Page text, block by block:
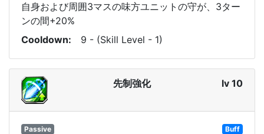
自身および周囲3マスの味方ユニットの守が、3ター
ンの間+20%
Cooldown
9 - (Skill Level - 1)
先制強化 lv 10
Passive Buff